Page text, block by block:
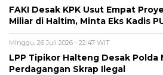
FAKI Desak KPK Usut Empat
Miliar di Haltim, Minta Eks Kadis
Minggu, 26 Juli 2026 - 22:47 WIT
LPP Tipikor Halteng Desak Polda
Perdagangan Skrap Ilegal